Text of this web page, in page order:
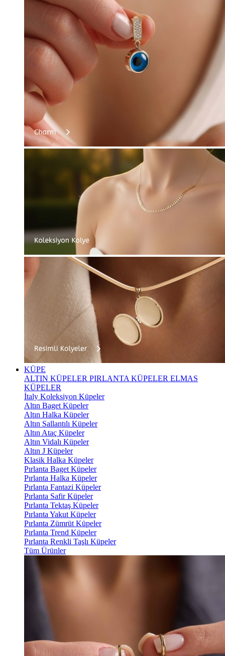
KÜPE
ALTIN KÜPELER PIRLANTA KÜPELER ELMAS
KÜPELER
İtaly Koleksiyon Küpeler
Altın Baget Küpeler
Altın Halka Küpeler
Altın Sallantılı Küpeler
Altın Ataç Küpeler
Altın Vidalı Küpeler
Altın J Küpeler
Klasik Halka Küpeler
Pırlanta Baget Küpeler
Pırlanta Halka Küpeler
Pırlanta Fantazi Küpeler
Pırlanta Safir Küpeler
Pırlanta Tektaş Küpeler
Pırlanta Yakut Küpeler
Pırlanta Zümrüt Küpeler
Pırlanta Trend Küpeler
Pırlanta Renkli Taşlı Küpeler
Tüm Ürünler